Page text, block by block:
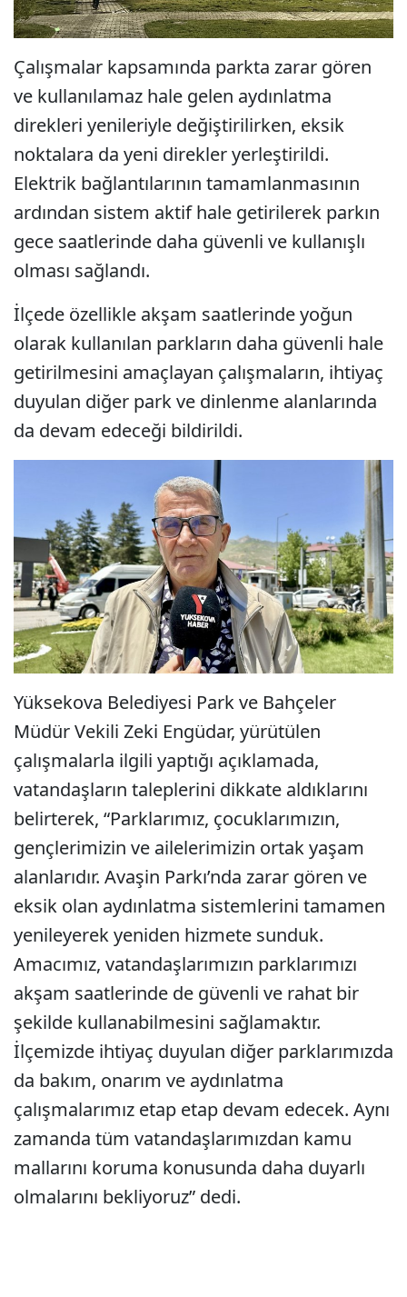
Çalışmalar kapsamında parkta zarar gören
ve kullanılamaz hale gelen aydınlatma
direkleri yenileriyle değiştirilirken, eksik
noktalara da yeni direkler yerleştirildi.
Elektrik bağlantılarının tamamlanmasının
ardından sistem aktif hale getirilerek parkın
gece saatlerinde daha güvenli ve kullanışlı
olması sağlandı.
İlçede özellikle akşam saatlerinde yoğun
olarak kullanılan parkların daha güvenli hale
getirilmesini amaçlayan çalışmaların, ihtiyaç
duyulan diğer park ve dinlenme alanlarında
da devam edeceği bildirildi.
Yüksekova Belediyesi Park ve Bahçeler
Müdür Vekili Zeki Engüdar, yürütülen
çalışmalarla ilgili yaptığı açıklamada,
vatandaşların taleplerini dikkate aldıklarını
belirterek, “Parklarımız, çocuklarımızın,
gençlerimizin ve ailelerimizin ortak yaşam
alanlarıdır. Avaşin Parkı’nda zarar gören ve
eksik olan aydınlatma sistemlerini tamamen
yenileyerek yeniden hizmete sunduk.
Amacımız, vatandaşlarımızın parklarımızı
akşam saatlerinde de güvenli ve rahat bir
şekilde kullanabilmesini sağlamaktır.
İlçemizde ihtiyaç duyulan diğer parklarımızda
da bakım, onarım ve aydınlatma
çalışmalarımız etap etap devam edecek. Aynı
zamanda tüm vatandaşlarımızdan kamu
mallarını koruma konusunda daha duyarlı
olmalarını bekliyoruz” dedi.